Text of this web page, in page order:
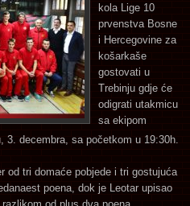
kola Lige 10
prvenstva Bosne
i Hercegovine za
košarkaše
gostovati u
Trebinju gdje će
odigrati utakmicu
sa ekipom
3. decembra, sa početkom u 19:30h.
od tri domaće pobjede i tri gostujuća
poena, dok je Leotar upisao